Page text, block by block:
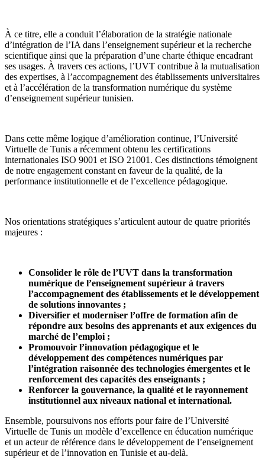
À ce titre, elle a conduit l’élaboration de la stratégie nationale
d’intégration de l’IA dans l’enseignement supérieur et la recherche
scientifique ainsi que la préparation d’une charte éthique encadrant
ses usages. À travers ces actions, l’UVT contribue à la mutualisation
des expertises, à l’accompagnement des établissements universitaires
et à l’accélération de la transformation numérique du système
d’enseignement supérieur tunisien.
Dans cette même logique d’amélioration continue, l’Université
Virtuelle de Tunis a récemment obtenu les certifications
internationales ISO 9001 et ISO 21001. Ces distinctions témoignent
de notre engagement constant en faveur de la qualité, de la
performance institutionnelle et de l’excellence pédagogique.
Nos orientations stratégiques s’articulent autour de quatre priorités
majeures :
Consolider le rôle de l’UVT dans la transformation
numérique de l’enseignement supérieur à travers
l’accompagnement des établissements et le développement
de solutions innovantes ;
Diversifier et moderniser l’offre de formation afin de
répondre aux besoins des apprenants et aux exigences du
marché de l’emploi ;
Promouvoir l’innovation pédagogique et le
développement des compétences numériques par
l’intégration raisonnée des technologies émergentes et le
renforcement des capacités des enseignants ;
Renforcer la gouvernance, la qualité et le rayonnement
institutionnel aux niveaux national et international.
Ensemble, poursuivons nos efforts pour faire de l’Université
Virtuelle de Tunis un modèle d’excellence en éducation numérique
et un acteur de référence dans le développement de l’enseignement
supérieur et de l’innovation en Tunisie et au-delà.